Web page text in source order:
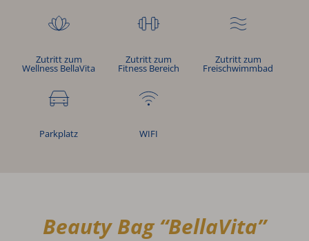
Zutritt zum
Wellness BellaVita
Zutritt zum
Fitness Bereich
Zutritt zum
Freischwimmbad
Parkplatz WIFI
Beauty Bag “BellaVita”